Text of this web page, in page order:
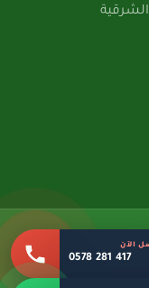
بواسطة
الآن
0578 281 417